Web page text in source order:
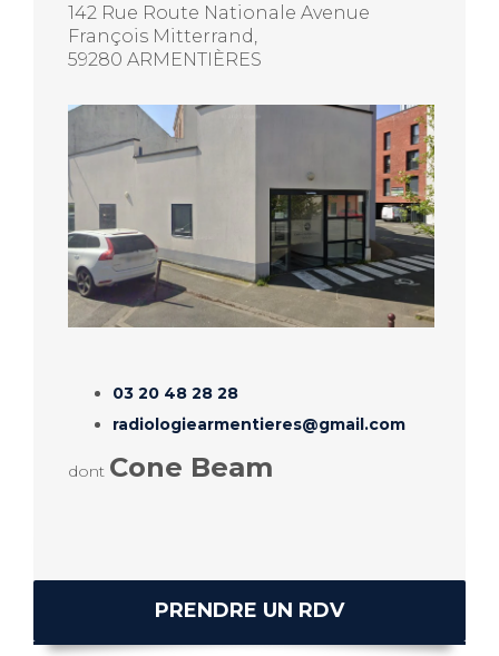
142 Rue Route Nationale Avenue
François Mitterrand,
59280 ARMENTIÈRES
03 20 48 28 28
radiologiearmentieres@gmail.com
dont Cone Beam
PRENDRE UN RDV